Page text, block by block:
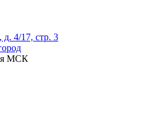
д. 4/17, стр. 3
МСК